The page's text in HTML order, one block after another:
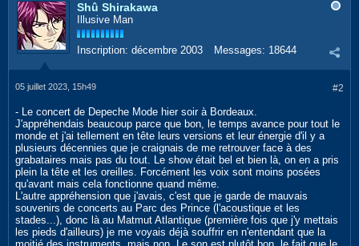
Shû Shirakawa
Illusive Man
Inscription: décembre 2003 Messages: 18644
#2
05 juillet 2023, 15h49
- Le concert de Depeche Mode hier soir à Bordeaux.
J'appréhendais beaucoup parce que bon, le temps avance pour tout le
monde et j'ai tellement en tête leurs versions et leur énergie d'il y a
plusieurs décennies que je craignais de me retrouver face à des
grabataires mais pas du tout. Le show était bel et bien là, on en a pris
plein la tête et les oreilles. Forcément les voix sont moins posées
qu'avant mais cela fonctionne quand même.
L'autre appréhension que j'avais, c'est que je garde de mauvais
souvenirs de concerts au Parc des Prince (l'acoustique et les
stades...), donc là au Matmut Atlantique (première fois que j'y mettais
les pieds d'ailleurs) je me voyais déjà souffrir en n'entendant que la